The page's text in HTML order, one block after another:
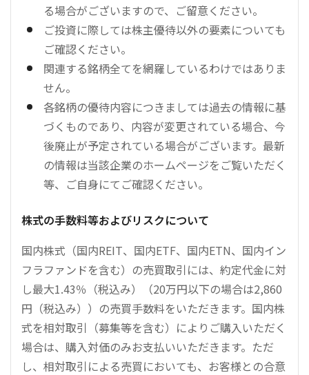
る場合がございますので、ご留意ください。
ご投資に際しては株主優待以外の要素についても
ご確認ください。
関連する銘柄全てを網羅しているわけではありま
せん。
各銘柄の優待内容につきましては過去の情報に基
づくものであり、内容が変更されている場合、今
後廃止が予定されている場合がございます。最新
の情報は当該企業のホームページをご覧いただく
等、ご自身にてご確認ください。
株式の手数料等およびリスクについて
国内株式（国内REIT、国内ETF、国内ETN、国内イン
フラファンドを含む）の売買取引には、約定代金に対
し最大1.43％（税込み）（20万円以下の場合は2,860
円（税込み））の売買手数料をいただきます。国内株
式を相対取引（募集等を含む）によりご購入いただく
場合は、購入対価のみお支払いいただきます。ただ
し、相対取引による売買においても、お客様との合意